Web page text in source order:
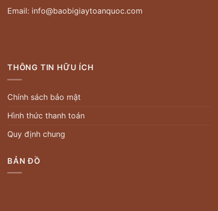
Email: info@baobigiaytoanquoc.com
THÔNG TIN HỮU ÍCH
Chính sách bảo mật
Hình thức thanh toán
Quy định chung
BẢN ĐỒ